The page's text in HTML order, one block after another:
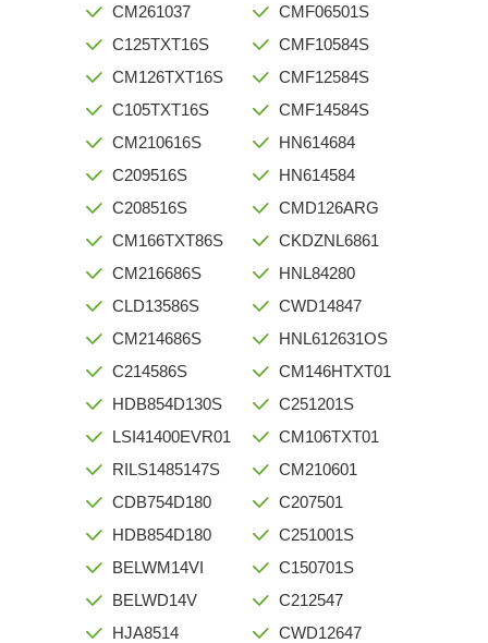
CM261037
C125TXT16S
CM126TXT16S
C105TXT16S
CM210616S
C209516S
C208516S
CM166TXT86S
CM216686S
CLD13586S
CM214686S
C214586S
HDB854D130S
LSI41400EVR01
RILS1485147S
CDB754D180
HDB854D180
BELWM14VI
BELWD14V
HJA8514
CMF06501S
CMF10584S
CMF12584S
CMF14584S
HN614684
HN614584
CMD126ARG
CKDZNL6861
HNL84280
CWD14847
HNL612631OS
CM146HTXT01
C251201S
CM106TXT01
CM210601
C207501
C251001S
C150701S
C212547
CWD12647